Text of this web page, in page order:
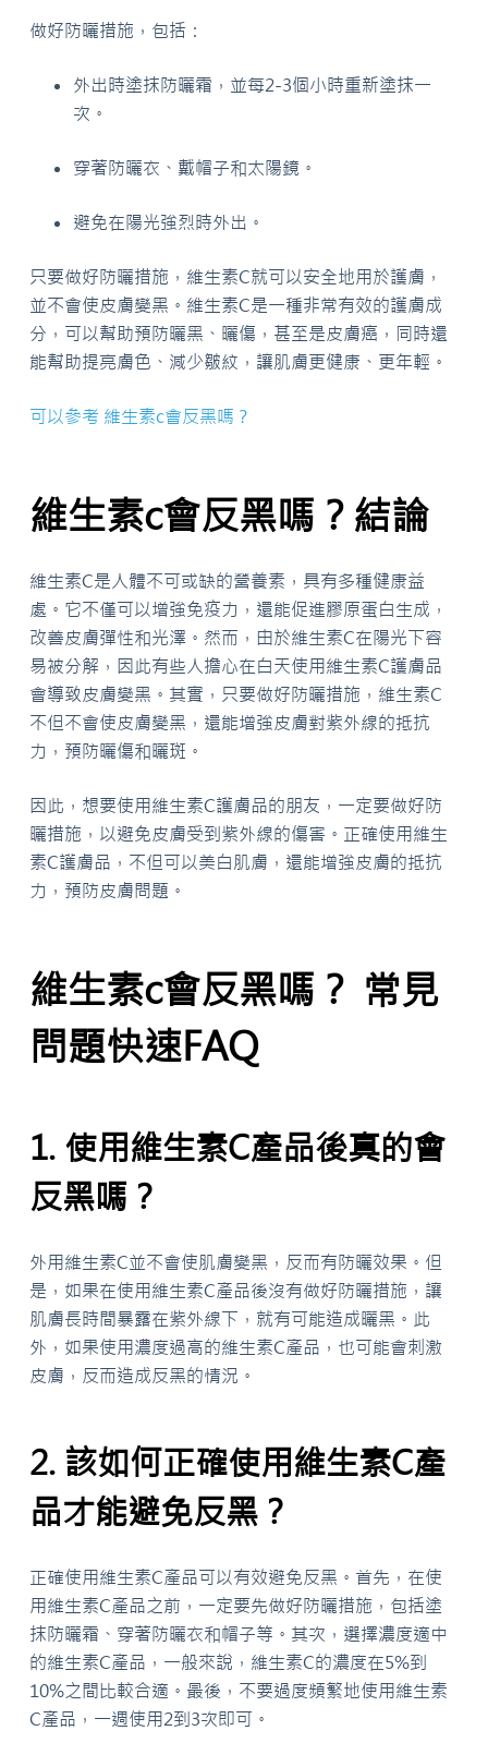
做好防曬措施，包括：
外出時塗抹防曬霜，並每2-3個小時重新塗抹一
次。
穿著防曬衣、戴帽子和太陽鏡。
避免在陽光強烈時外出。
只要做好防曬措施，維生素C就可以安全地用於護膚，
並不會使皮膚變黑。維生素C是一種非常有效的護膚成
分，可以幫助預防曬黑、曬傷，甚至是皮膚癌，同時還
能幫助提亮膚色、減少皺紋，讓肌膚更健康、更年輕。
可以參考 維生素c會反黑嗎？
維生素c會反黑嗎？結論
維生素C是人體不可或缺的營養素，具有多種健康益
處。它不僅可以增強免疫力，還能促進膠原蛋白生成，
改善皮膚彈性和光澤。然而，由於維生素C在陽光下容
易被分解，因此有些人擔心在白天使用維生素C護膚品
會導致皮膚變黑。其實，只要做好防曬措施，維生素C
不但不會使皮膚變黑，還能增強皮膚對紫外線的抵抗
力，預防曬傷和曬斑。
因此，想要使用維生素C護膚品的朋友，一定要做好防
曬措施，以避免皮膚受到紫外線的傷害。正確使用維生
素C護膚品，不但可以美白肌膚，還能增強皮膚的抵抗
力，預防皮膚問題。
維生素c會反黑嗎？ 常見
問題快速FAQ
1. 使用維生素C產品後真的會
反黑嗎？
外用維生素C並不會使肌膚變黑，反而有防曬效果。但
是，如果在使用維生素C產品後沒有做好防曬措施，讓
肌膚長時間暴露在紫外線下，就有可能造成曬黑。此
外，如果使用濃度過高的維生素C產品，也可能會刺激
皮膚，反而造成反黑的情況。
2. 該如何正確使用維生素C產
品才能避免反黑？
正確使用維生素C產品可以有效避免反黑。首先，在使
用維生素C產品之前，一定要先做好防曬措施，包括塗
抹防曬霜、穿著防曬衣和帽子等。其次，選擇濃度適中
的維生素C產品，一般來說，維生素C的濃度在5%到
10%之間比較合適。最後，不要過度頻繁地使用維生素
C產品，一週使用2到3次即可。